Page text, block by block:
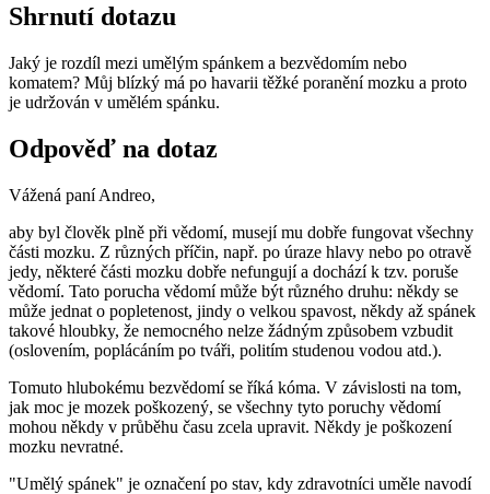
Shrnutí dotazu
Jaký je rozdíl mezi umělým spánkem a bezvědomím nebo
komatem? Můj blízký má po havarii těžké poranění mozku a proto
je udržován v umělém spánku.
Odpověď na dotaz
Vážená paní Andreo,
aby byl člověk plně při vědomí, musejí mu dobře fungovat všechny
části mozku. Z různých příčin, např. po úraze hlavy nebo po otravě
jedy, některé části mozku dobře nefungují a dochází k tzv. poruše
vědomí. Tato porucha vědomí může být různého druhu: někdy se
může jednat o popletenost, jindy o velkou spavost, někdy až spánek
takové hloubky, že nemocného nelze žádným způsobem vzbudit
(oslovením, poplácáním po tváři, politím studenou vodou atd.).
Tomuto hlubokému bezvědomí se říká kóma. V závislosti na tom,
jak moc je mozek poškozený, se všechny tyto poruchy vědomí
mohou někdy v průběhu času zcela upravit. Někdy je poškození
mozku nevratné.
"Umělý spánek" je označení po stav, kdy zdravotníci uměle navodí